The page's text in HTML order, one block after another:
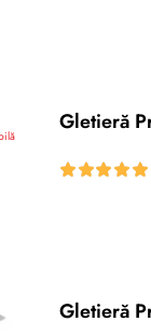
Gletieră
Gletieră